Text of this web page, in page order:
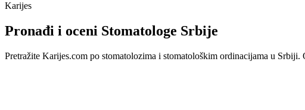
Karijes
Pronađi i oceni Stomatologe Srbije
Pretražite Karijes.com po stomatolozima i stomatološkim ordinacijama u Srbiji.